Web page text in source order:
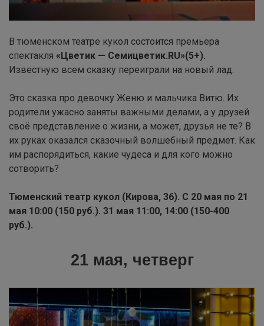
В тюменском театре кукол состоится премьера
спектакля «Цветик — Семицветик.RU»(5+).
Известную всем сказку переиграли на новый лад.
Это сказка про девочку Женю и мальчика Витю. Их
родители ужасно заняты важными делами, а у друзей
своё представление о жизни, а может, друзья не те? В
их руках оказался сказочный волшебный предмет. Как
им распорядиться, какие чудеса и для кого можно
сотворить?
Тюменский театр кукол (Кирова, 36). С 20 мая по 21
мая 10:00 (150 руб.). 31 мая 11:00, 14:00 (150-400
руб.).
21 мая, четверг